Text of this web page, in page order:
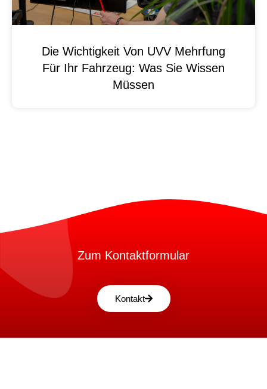
Die Wichtigkeit Von UVV Mehrfung
Für Ihr Fahrzeug: Was Sie Wissen
Müssen
Zum Kontaktformular
Kontakt